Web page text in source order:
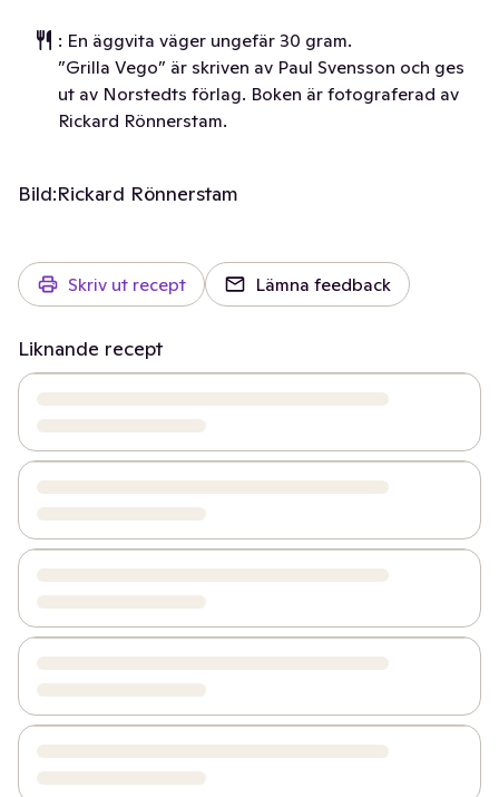
: En äggvita väger ungefär 30 gram.
”Grilla Vego” är skriven av Paul Svensson och ges
ut av Norstedts förlag. Boken är fotograferad av
Rickard Rönnerstam.
Bild:Rickard Rönnerstam
Skriv ut recept Lämna feedback
Liknande recept